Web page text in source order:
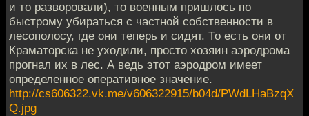
и то разворовали), то военным пришлось по
быстрому убираться с частной собственности в
лесополосу, где они теперь и сидят. То есть они от
Краматорска не уходили, просто хозяин аэродрома
прогнал их в лес. А ведь этот аэродром имеет
определенное оперативное значение.
http://cs606322.vk.me/v606322915/b04d/PWdLHaBzqX
Q.jpg